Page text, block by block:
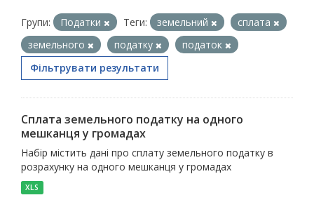
Групи: Податки Теги: земельний
сплата
земельного
податку
податок
Фільтрувати результати
Сплата земельного податку на одного
мешканця у громадах
Набір містить дані про сплату земельного податку в
розрахунку на одного мешканця у громадах
XLS